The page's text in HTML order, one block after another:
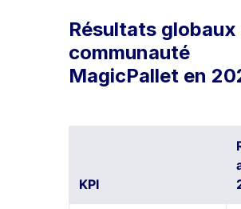
Résultats globaux
communauté
MagicPallet en
KPI